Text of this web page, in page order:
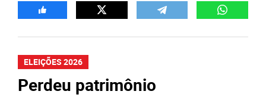
ELEIÇÕES 2026
Perdeu patrimônio